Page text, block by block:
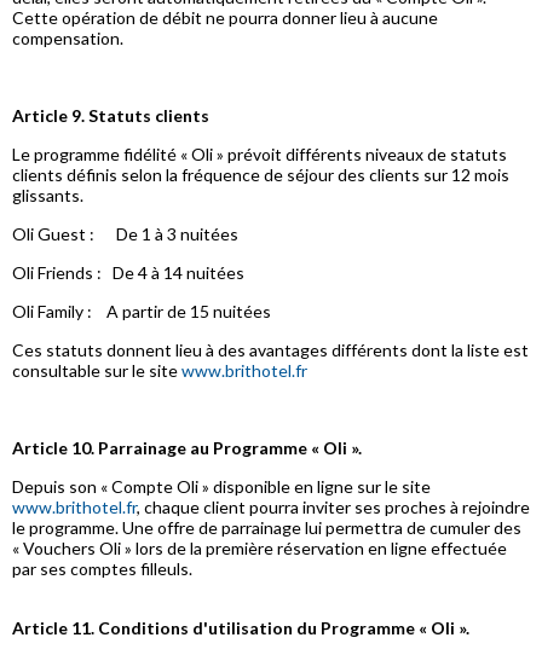
Cette opération de débit ne pourra donner lieu à aucune
compensation.
Article 9. Statuts clients
Le programme fidélité « Oli » prévoit différents niveaux de statuts
clients définis selon la fréquence de séjour des clients sur 12 mois
glissants.
Oli Guest : De 1 à 3 nuitées
Oli Friends : De 4 à 14 nuitées
Oli Family : A partir de 15 nuitées
Ces statuts donnent lieu à des avantages différents dont la liste est
consultable sur le sitewww.brithotel.fr
Article 10. Parrainage au Programme « Oli ».
Depuis son « Compte Oli » disponible en ligne sur le site
www.brithotel.fr, chaque client pourra inviter ses proches à rejoindre
le programme. Une offre de parrainage lui permettra de cumuler des
« Vouchers Oli » lors de la première réservation en ligne effectuée
par ses comptes filleuls.
Article 11. Conditions d'utilisation du Programme « Oli ».